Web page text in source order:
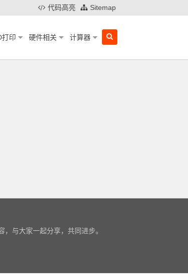
代码高亮 Sitemap
打印 硬件相关 计算器
与大家一起分享，共同进步。